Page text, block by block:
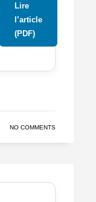
Lire
l’article
(PDF)
NO COMMENTS